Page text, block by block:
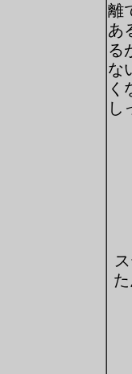
離
あ
る
な
く
し